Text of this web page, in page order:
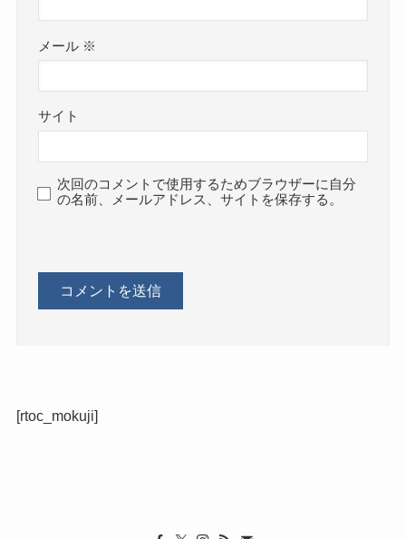
メール ※
サイト
次回のコメントで使用するためブラウザーに自分
の名前、メールアドレス、サイトを保存する。
[rtoc_mokuji]